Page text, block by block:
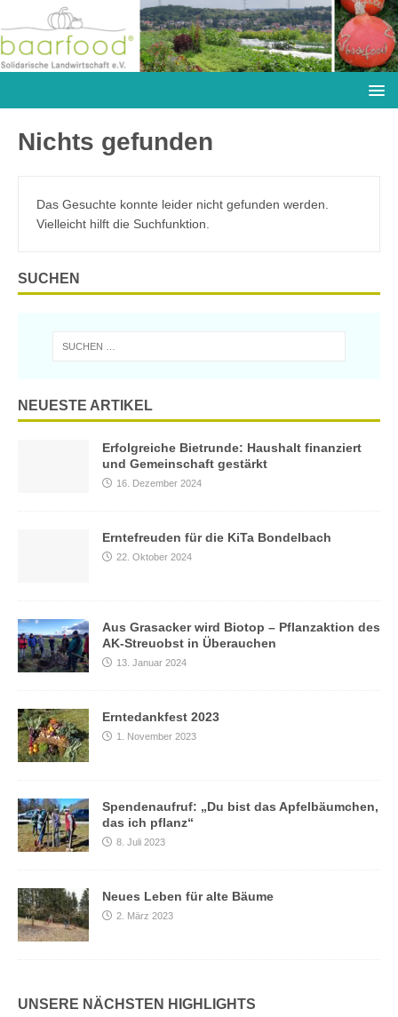
Nichts gefunden
Das Gesuchte konnte leider nicht gefunden werden.
Vielleicht hilft die Suchfunktion.
SUCHEN
NEUESTE ARTIKEL
Erfolgreiche Bietrunde: Haushalt finanziert
und Gemeinschaft gestärkt
16. Dezember 2024
Erntefreuden für die KiTa Bondelbach
22. Oktober 2024
Aus Grasacker wird Biotop – Pflanzaktion des
AK-Streuobst in Überauchen
13. Januar 2024
Erntedankfest 2023
1. November 2023
Spendenaufruf: „Du bist das Apfelbäumchen,
das ich pflanz“
8. Juli 2023
Neues Leben für alte Bäume
2. März 2023
UNSERE NÄCHSTEN HIGHLIGHTS